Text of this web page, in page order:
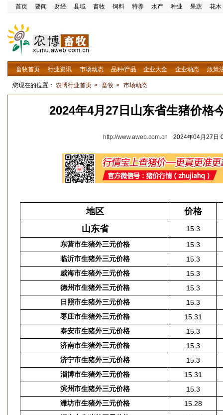
首页 要闻 财经 县域 畜牧 饲料 特养 水产 种业 果蔬 花木
畜牧首页 行业资讯 市场动态 品种/产品 企业大全 企业动态 政策
您现在的位置： 农博行业首页 > 畜牧 > 市场动态
2024年4月27日山东省生猪价格
http://www.aweb.com.cn 2024年04月27日
地区
价格
山东省
15.3
东营市生猪外三元价格
15.3
临沂市生猪外三元价格
15.3
威海市生猪外三元价格
15.3
德州市生猪外三元价格
15.3
日照市生猪外三元价格
15.3
枣庄市生猪外三元价格
15.31
泰安市生猪外三元价格
15.3
济南市生猪外三元价格
15.3
济宁市生猪外三元价格
15.3
淄博市生猪外三元价格
15.31
滨州市生猪外三元价格
15.3
潍坊市生猪外三元价格
15.28